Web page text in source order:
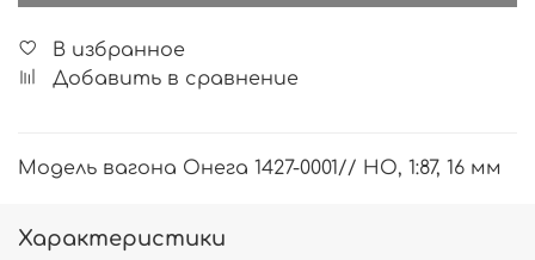
В избранное
Добавить в сравнение
Модель вагона Онега 1427-0001// HO, 1:87, 16 мм
Характеристики